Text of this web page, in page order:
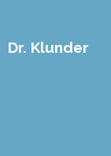
Dr. Klunder